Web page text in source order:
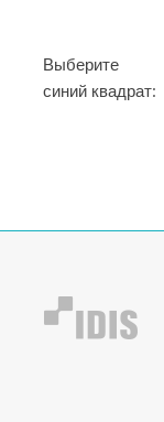
Выберите
синий квадрат: